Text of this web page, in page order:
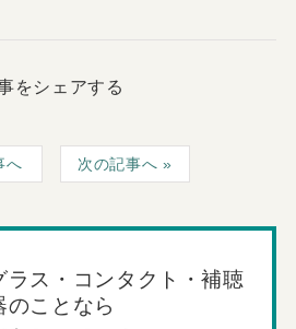
をシェアする
へ 次の記事へ
ラス・コンタクト・補聴
のことなら